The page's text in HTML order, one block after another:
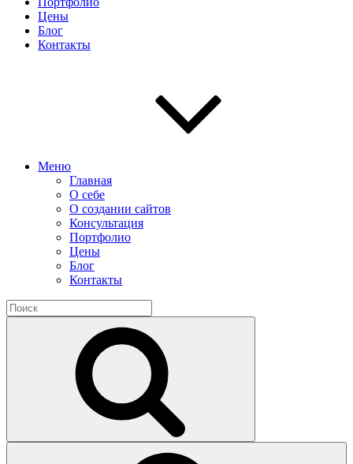
Цены
Блог
Контакты
Меню
Главная
О себе
О создании сайтов
Консультация
Портфолио
Цены
Блог
Контакты
Найти: